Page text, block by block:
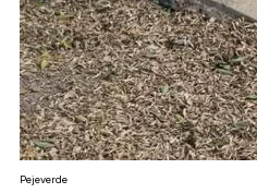
Pejeverde